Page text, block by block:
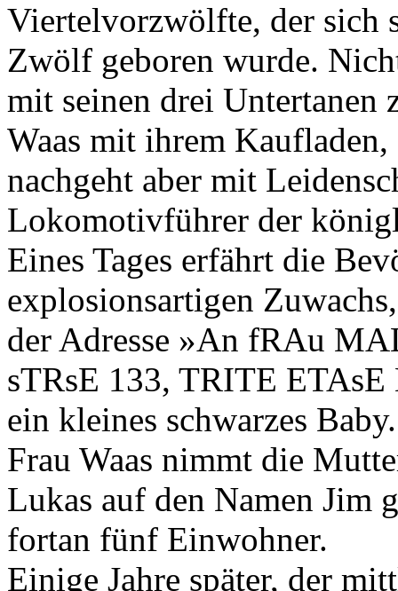
Viertelvorzwölfte, der sich
Zwölf geboren wurde.
mit seinen drei Untertanen
Waas mit ihrem
nachgeht aber mit
Lokomotivführer der
Eines Tages erfährt die
explosionsartigen
der Adresse »An fRAu
sTRsE 133, TRITE
ein kleines schwarzes Baby.
Frau Waas nimmt die
Lukas auf den Namen Jim
fortan fünf Einwohner.
Einige Jahre später, der